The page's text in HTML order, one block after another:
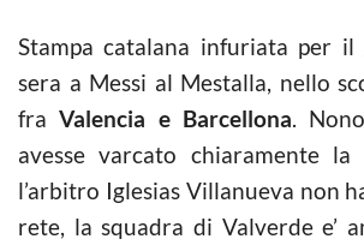
Stampa catalana infuriata per
sera a Messi al Mestalla, nello
fraValencia e Barcellona.
avesse varcato chiaramente
l’arbitro Iglesias Villanueva non
rete, la squadra di Valverde e’